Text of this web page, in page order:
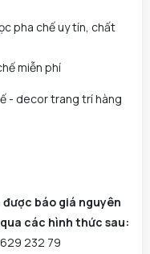
pha chế uy tín, chất
miễn phí
báo giá nguyên
các hình thức sau:
232 79